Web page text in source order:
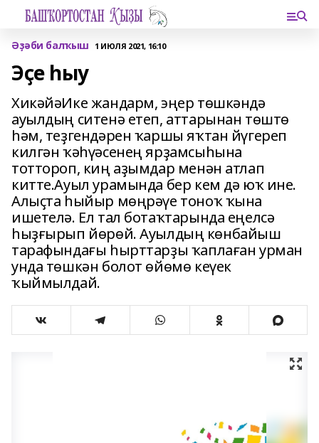
Әҙәби балҡыш 1 ИЮЛЯ 2021, 16:10
Эҫе һыу
ХикәйәИке жандарм, эңер төшкәндә
ауылдың ситенә етеп, аттарынан төштө
һәм, теҙгендәрен ҡаршы яҡтан йүгереп
килгән ҡәһүәсенең ярҙамсыһына
тоттороп, киң аҙымдар менән атлап
китте.Ауыл урамында бер кем дә юҡ ине.
Алыҫта һыйыр мөңрәүе тоноҡ ҡына
ишетелә. Ел тал ботаҡтарында еңелсә
һыҙғырып йөрөй. Ауылдың көнбайыш
тарафындағы һырттарҙы ҡаплаған урман
унда төшкән болот өйөмө кеүек
ҡыймылдай.